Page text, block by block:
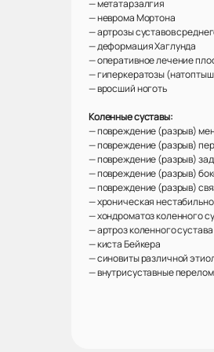
— метатарзалгия
— неврома Мортона
— артрозы суставов
— деформация Хаглунда
— оперативное лечение
— гиперкератозы
— вросший ноготь
Коленные суставы:
— повреждение (разрыв)
— повреждение (разрыв)
— повреждение (разрыв)
— повреждение (разрыв)
— повреждение (разрыв)
— хроническая
— хондроматоз коленного
— артроз коленного
— киста Бейкера
— синовиты различной
— внутрисуставные